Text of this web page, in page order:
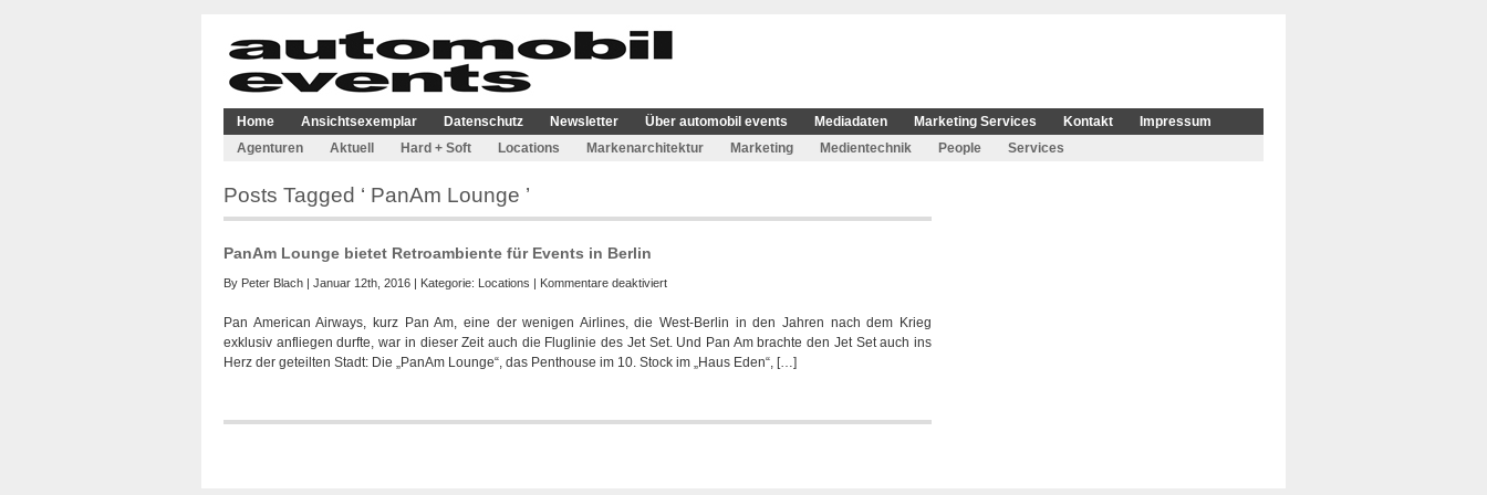
Home Ansichtsexemplar Datenschutz Newsletter Über automobil events Mediadaten Marketing Services Kontakt
Impressum
Agenturen
Aktuell Hard + Soft Locations Markenarchitektur Marketing Medientechnik People Services
Posts Tagged ‘ PanAm Lounge ’
PanAm Lounge bietet Retroambiente für Events in Berlin
By Peter Blach | Januar 12th, 2016 | Kategorie: Locations | Kommentare deaktiviertfür
Lounge
bietet
Retroambiente
in
Pan American Airways, kurz Pan Am, eine der wenigen Airlines, die West-Berlin in den Jahren nach dem Krieg
exklusiv anfliegen durfte, war in dieser Zeit auch die Fluglinie des Jet Set. Und Pan Am brachte den Jet Set auch ins
Herz der geteilten Stadt: Die „PanAm Lounge“, das Penthouse im 10. Stock im „Haus Eden“, […]